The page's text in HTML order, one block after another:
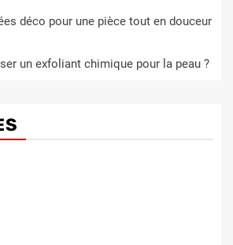
déco pour une pièce tout en douceur
un exfoliant chimique pour la peau ?